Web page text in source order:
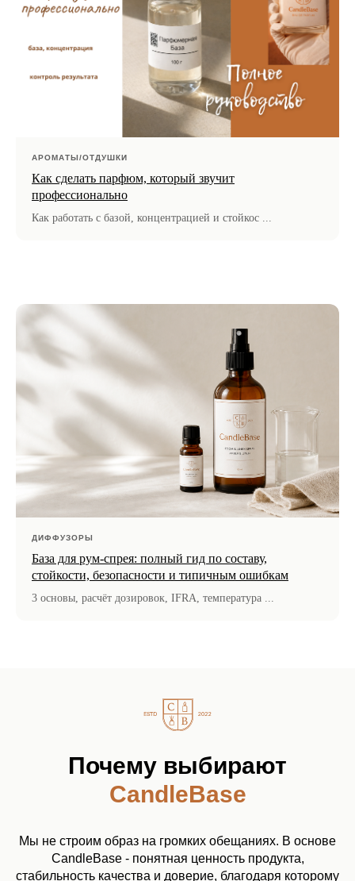
АРОМАТЫ/ОТДУШКИ
Как сделать парфюм, который звучит
профессионально
Как работать с базой, концентрацией и стойкос ...
ДИФФУЗОРЫ
База для рум-спрея: полный гид по составу,
стойкости, безопасности и типичным ошибкам
3 основы, расчёт дозировок, IFRA, температура ...
Почему выбирают
CandleBase
Мы не строим образ на громких обещаниях. В основе
CandleBase - понятная ценность продукта,
стабильность качества и доверие, благодаря которому
бесплатная доставка
от 5000 р
оплата Долями